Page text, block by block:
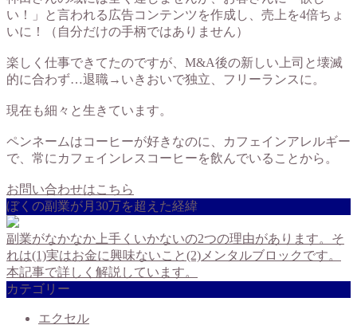
い！」と言われる広告コンテンツを作成し、売上を4倍ちょ
いに！（自分だけの手柄ではありません）
楽しく仕事できてたのですが、M&A後の新しい上司と壊滅
的に合わず…退職→いきおいで独立、フリーランスに。
現在も細々と生きています。
ペンネームはコーヒーが好きなのに、カフェインアレルギー
で、常にカフェインレスコーヒーを飲んでいることから。
お問い合わせはこちら
ぼくの副業が月30万を超えた経緯
副業がなかなか上手くいかないの2つの理由があります。そ
れは(1)実はお金に興味ないこと(2)メンタルブロックです。
本記事で詳しく解説しています。
カテゴリー
エクセル